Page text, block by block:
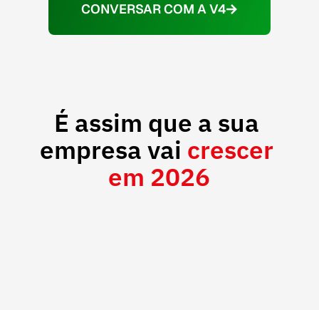
CONVERSAR COM A V4
É assim que a sua
empresa vai crescer
em 2026